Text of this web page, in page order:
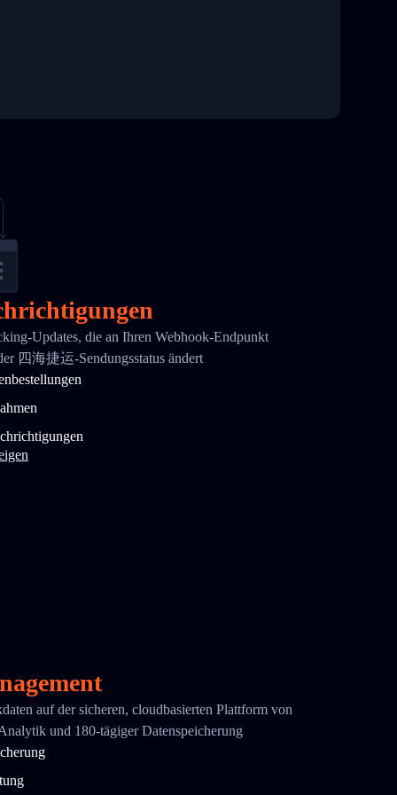
Updates, die an Ihren Webhook-Endpunkt
四海捷运-Sendungsstatus ändert
auf der sicheren, cloudbasierten Plattform von
und 180-tägiger Datenspeicherung